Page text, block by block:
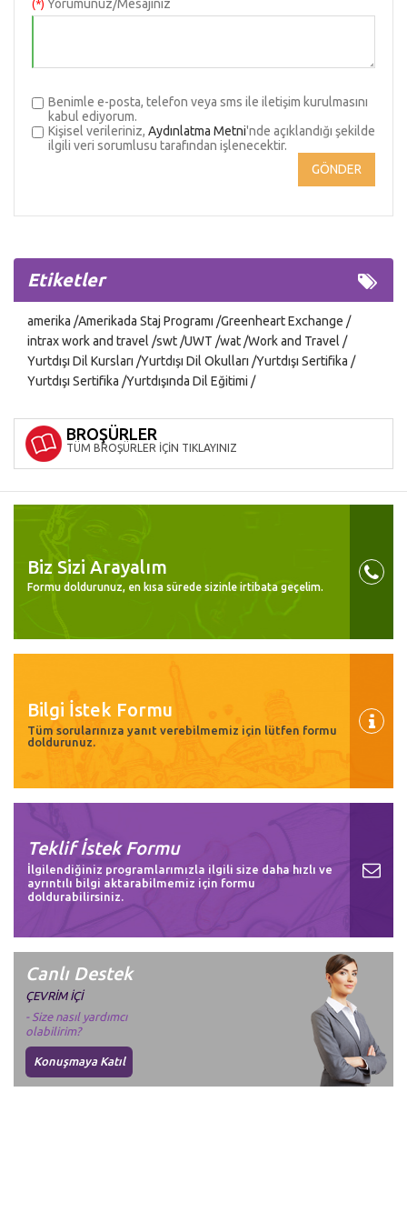
(*) Yorumunuz/Mesajınız
Benimle e-posta, telefon veya sms ile iletişim kurulmasını
kabul ediyorum.
Kişisel verileriniz, Aydınlatma Metni'nde açıklandığı şekilde
ilgili veri sorumlusu tarafından işlenecektir.
Etiketler
amerika Amerikada Staj Programı Greenheart Exchange
intrax work and travel swt UWT wat Work and Travel
Yurtdışı Dil Kursları Yurtdışı Dil Okulları Yurtdışı Sertifika
Yurtdışı Sertifika Yurtdışında Dil Eğitimi
BROŞÜRLER
TÜM BROŞÜRLER İÇİN TIKLAYINIZ
Biz Sizi Arayalım
Formu doldurunuz, en kısa sürede sizinle irtibata geçelim.
Bilgi İstek Formu
Tüm sorularınıza yanıt verebilmemiz için lütfen formu
doldurunuz.
Teklif İstek Formu
İlgilendiğiniz programlarımızla ilgili size daha hızlı ve
ayrıntılı bilgi aktarabilmemiz için formu
doldurabilirsiniz.
Canlı Destek
ÇEVRİM İÇİ
- Size nasıl yardımcı
olabilirim?
Konuşmaya Katıl